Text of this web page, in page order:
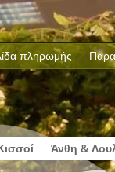
πληρωμής
Άνθη &